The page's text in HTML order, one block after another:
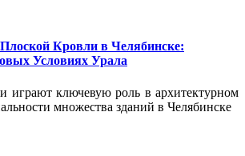
Кровли в Челябинске:
Условиях Урала
играют ключевую роль в архитектурном
множества зданий в Челябинске